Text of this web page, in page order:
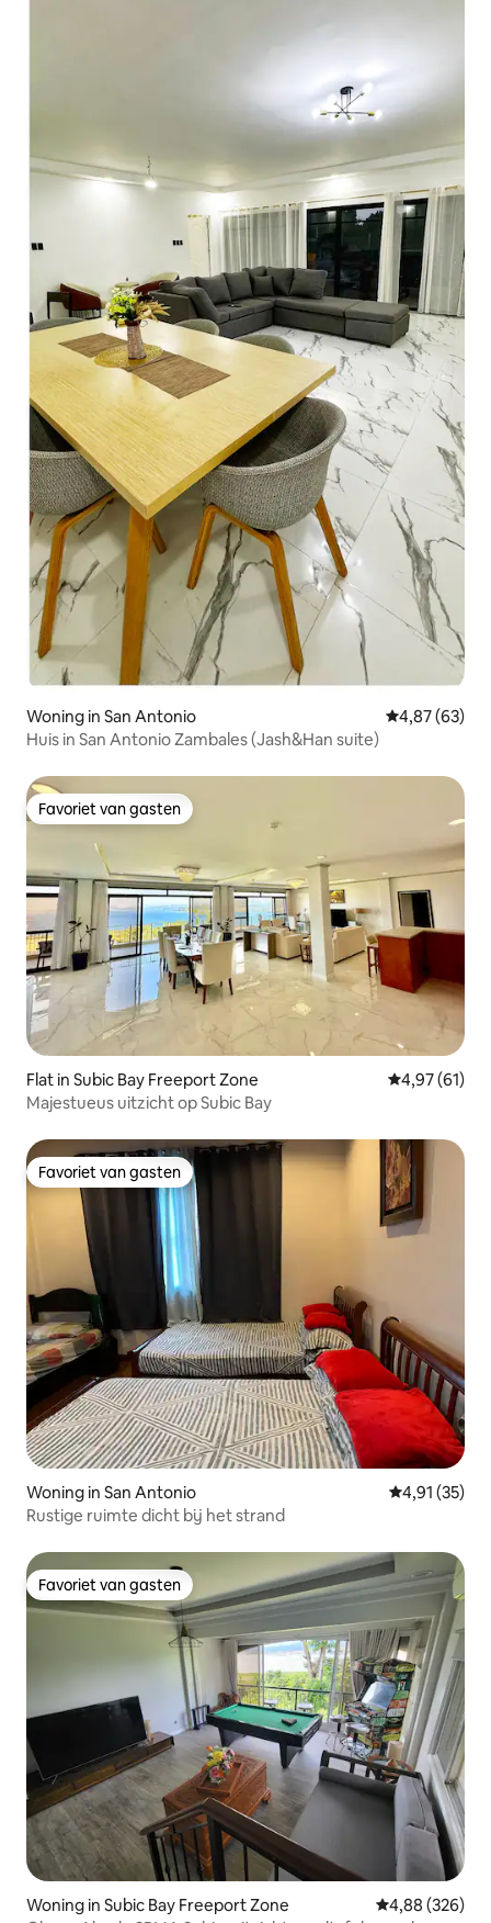
Woning in San Antonio Gemiddelde
4,87 (63)
Huis in San Antonio Zambales (Jash&Han suite)
Favoriet van gasten
Favoriet van gasten
Flat in Subic Bay Freeport Zone Gemiddelde
4,97 (61)
Majestueus uitzicht op Subic Bay
Favoriet van gasten
Favoriet van gasten
Woning in San Antonio Gemiddelde
4,91 (35)
Rustige ruimte dicht bij het strand
Favoriet van gasten
Favoriet van gasten
Woning in Subic Bay Freeport Zone Gemiddelde
4,88 (326)